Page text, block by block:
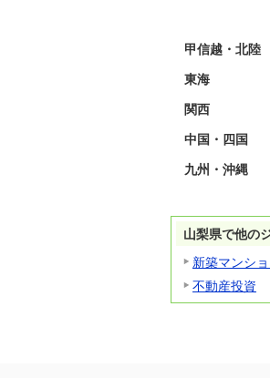
甲信越・北陸
東海
関西
中国・四国
九州・沖縄
山梨県で他の
新築マンシ
不動産投資